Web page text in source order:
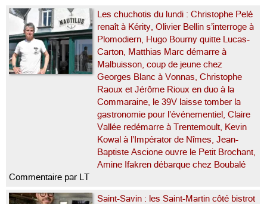
Les chuchotis du lundi : Christophe Pelé
renaît à Kérity, Olivier Bellin s’interroge à
Plomodiern, Hugo Bourny quitte Lucas-
Carton, Matthias Marc démarre à
Malbuisson, coup de jeune chez
Georges Blanc à Vonnas, Christophe
Raoux et Jérôme Rioux en duo à la
Commaraine, le 39V laisse tomber la
gastronomie pour l’événementiel, Claire
Vallée redémarre à Trentemoult, Kevin
Kowal à l’Impérator de Nîmes, Jean-
Baptiste Ascione ouvre le Petit Brochant,
Amine Ifakren débarque chez Boubalé
Commentaire par LT
Saint-Savin : les Saint-Martin côté bistrot